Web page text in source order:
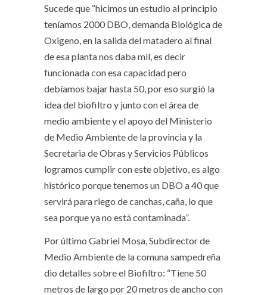
Sucede que “hicimos un estudio al principio
teníamos 2000 DBO, demanda Biológica de
Oxigeno, en la salida del matadero al final
de esa planta nos daba mil, es decir
funcionada con esa capacidad pero
debíamos bajar hasta 50, por eso surgió la
idea del biofiltro y junto con el área de
medio ambiente y el apoyo del Ministerio
de Medio Ambiente de la provincia y la
Secretaria de Obras y Servicios Públicos
logramos cumplir con este objetivo, es algo
histórico porque tenemos un DBO a 40 que
servirá para riego de canchas, caña, lo que
sea porque ya no está contaminada”.
Por último Gabriel Mosa, Subdirector de
Medio Ambiente de la comuna sampedreña
dio detalles sobre el Biofiltro: “Tiene 50
metros de largo por 20 metros de ancho con